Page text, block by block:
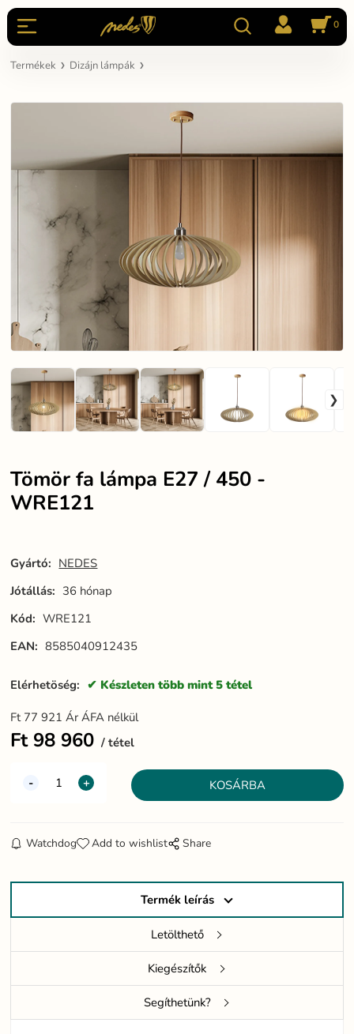
0
Termékek Dizájn lámpák
Tömör fa lámpa E27 / 450 -
WRE121
Gyártó: NEDES
Jótállás: 36 hónap
Kód: WRE121
EAN: 8585040912435
Elérhetöség: Készleten több mint 5 tétel
Ft 77 921 Ár ÁFA nélkül
Ft 98 960 tétel
Watchdog Add to wishlist Share
Termék leírás
Letölthető
Kiegészítők
Segíthetünk?